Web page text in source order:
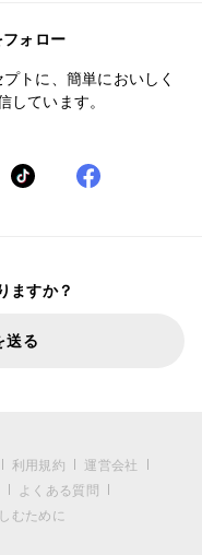
ォロー
トに、簡単においしく
しています。
ますか？
送る
利用規約
運営会社
よくある質問
むために